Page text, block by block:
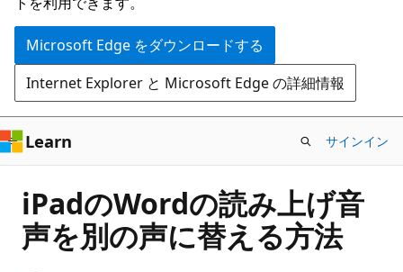
ン
ツ
に
ス
キ
ッ
プ
Microsoft Edge をダウンロードする
Internet Explorer と Microsoft Edge の詳細情報
Learn サインイン
iPadのWordの読み上げ音
声を別の声に替える方法